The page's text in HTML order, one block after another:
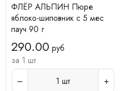
ФЛЁР АЛЬПИН Пюре
яблоко-шиповник с 5 мес
пауч 90 г
290.00 руб
за 1 шт
1 шт